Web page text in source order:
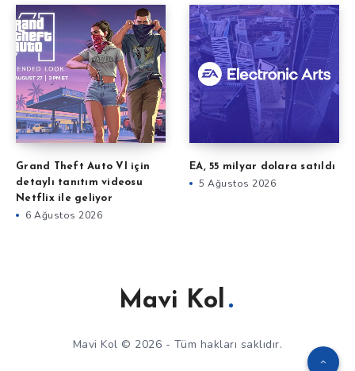
Grand Theft Auto VI için
detaylı tanıtım videosu
Netflix ile geliyor
6 Ağustos 2026
EA, 55 milyar dolara satıldı
5 Ağustos 2026
Mavi Kol
Mavi Kol © 2026 - Tüm hakları saklıdır.